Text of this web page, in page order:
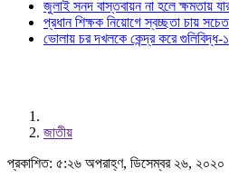
জুলাই সনদ বাস্তবায়ন না হলে ক্ষমতায়
প্রধান শিক্ষক নিয়োগে স্বচ্ছতা চায়
ভোলায় চর দখলকে কেন্দ্র করে গুলিবিদ্ধ-১
জাতীয়
প্রকাশিত: ৫:২৬ অপরাহ্ণ, ডিসেম্বর ২৬, ২০২০